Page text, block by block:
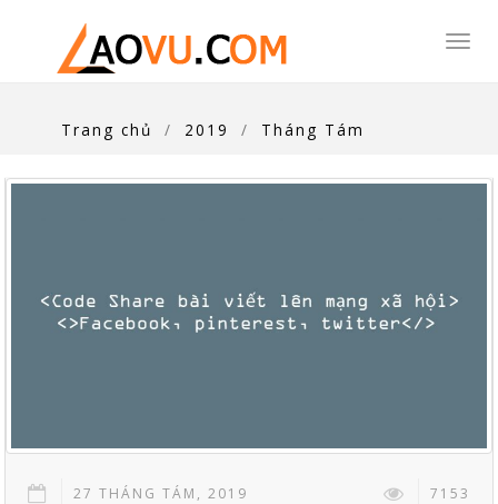
Trang chủ 2019 Tháng Tám
27 THÁNG TÁM, 2019 7153